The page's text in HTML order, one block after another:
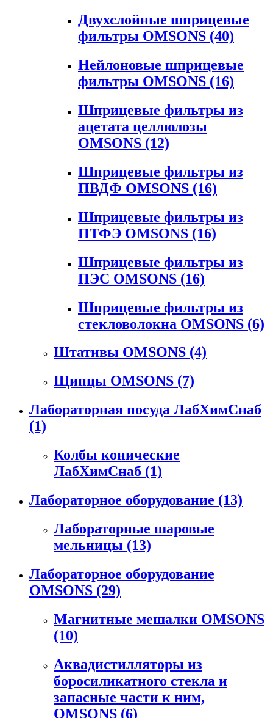
Двухслойные шприцевые
фильтры OMSONS (40)
Нейлоновые шприцевые
фильтры OMSONS (16)
Шприцевые фильтры из
ацетата целлюлозы
OMSONS (12)
Шприцевые фильтры из
ПВДФ OMSONS (16)
Шприцевые фильтры из
ПТФЭ OMSONS (16)
Шприцевые фильтры из
ПЭС OMSONS (16)
Шприцевые фильтры из
стекловолокна OMSONS (6)
Штативы OMSONS (4)
Щипцы OMSONS (7)
Лабораторная посуда ЛабХимСнаб
(1)
Колбы конические
ЛабХимСнаб (1)
Лабораторное оборудование (13)
Лабораторные шаровые
мельницы (13)
Лабораторное оборудование
OMSONS (29)
Магнитные мешалки OMSONS
(10)
Аквадистилляторы из
боросиликатного стекла и
запасные части к ним,
OMSONS (6)